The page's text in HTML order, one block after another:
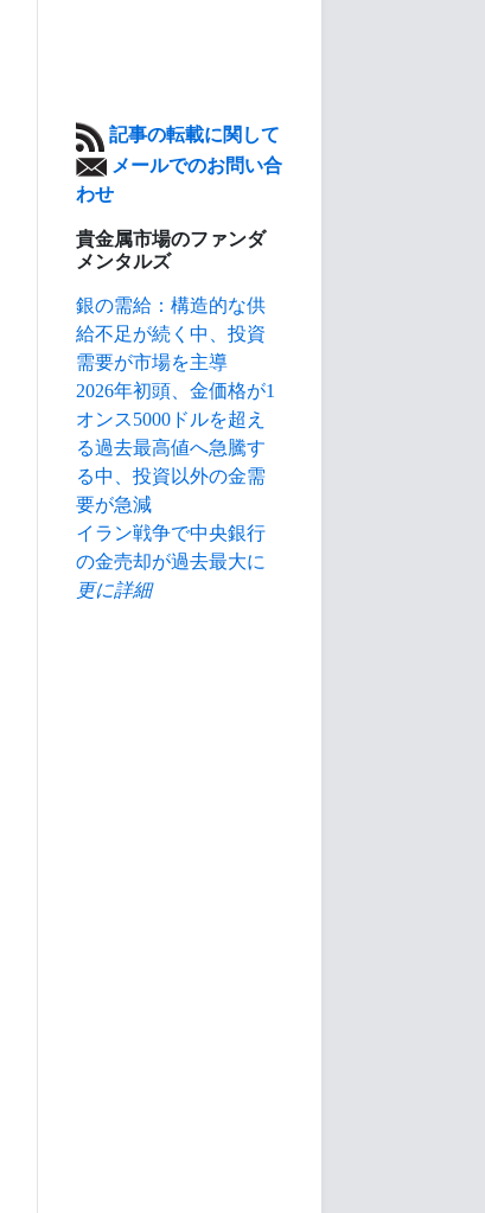
記事の転載に関して
メールでのお問い合
わせ
貴金属市場のファンダ
メンタルズ
銀の需給：構造的な供
給不足が続く中、投資
需要が市場を主導
2026年初頭、金価格が1
オンス5000ドルを超え
る過去最高値へ急騰す
る中、投資以外の金需
要が急減
イラン戦争で中央銀行
の金売却が過去最大に
更に詳細